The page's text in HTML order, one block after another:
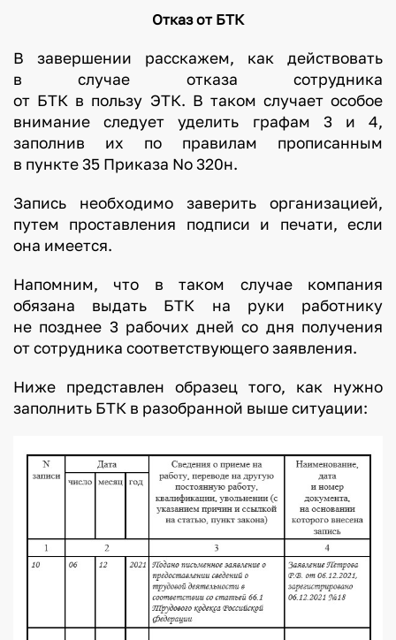
Отказ от БТК
В завершении расскажем, как действовать
в случае отказа сотрудника
от БТК в пользу ЭТК. В таком случает особое
внимание следует уделить графам 3 и 4,
заполнив их по правилам прописанным
в пункте 35 Приказа No 320н.
Запись необходимо заверить организацией,
путем проставления подписи и печати, если
она имеется.
Напомним, что в таком случае компания
обязана выдать БТК на руки работнику
не позднее 3 рабочих дней со дня получения
от сотрудника соответствующего заявления.
Ниже представлен образец того, как нужно
заполнить БТК в разобранной выше ситуации: